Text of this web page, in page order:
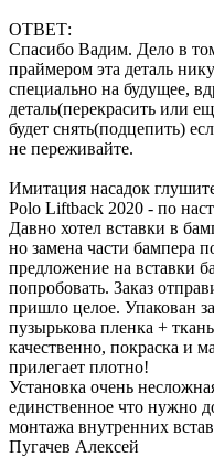
ОТВЕТ:
Спасибо Вадим. Дело в
праймером эта деталь
специально на будущее,
деталь(перекрасить или
будет снять(подцепить)
не переживайте.
Имитация насадок
Polo Liftback 2020 - по
Давно хотел вставки в
но замена части бампера
предложение на вставки
попробовать. Заказ
пришло целое. Упакован
пузырькова пленка +
качественно, покраска и
прилегает плотно!
Установка очень
единственное что нужно
монтажа внутренних
Пугачев Алексей